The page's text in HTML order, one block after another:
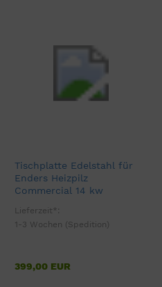
Tischplatte Edelstahl für
Enders Heizpilz
Commercial 14 kw
Lieferzeit*:
1-3 Wochen (Spedition)
399,00 EUR